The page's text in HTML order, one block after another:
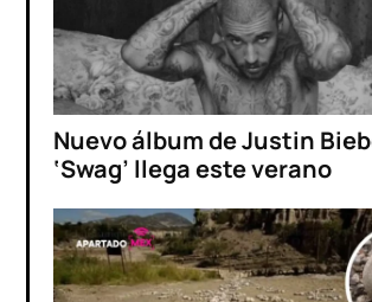
Nuevo álbum de Justin
‘Swag’ llega este verano